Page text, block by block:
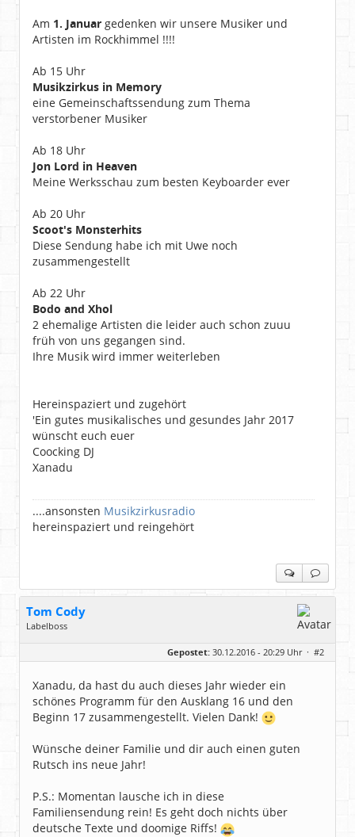
Am 1. Januar gedenken wir unsere Musiker und
Artisten im Rockhimmel !!!!
Ab 15 Uhr
Musikzirkus in Memory
eine Gemeinschaftssendung zum Thema
verstorbener Musiker
Ab 18 Uhr
Jon Lord in Heaven
Meine Werksschau zum besten Keyboarder ever
Ab 20 Uhr
Scoot's Monsterhits
Diese Sendung habe ich mit Uwe noch
zusammengestellt
Ab 22 Uhr
Bodo and Xhol
2 ehemalige Artisten die leider auch schon zuuu
früh von uns gegangen sind.
Ihre Musik wird immer weiterleben
Hereinspaziert und zugehört
'Ein gutes musikalisches und gesundes Jahr 2017
wünscht euch euer
Coocking DJ
Xanadu
....ansonsten Musikzirkusradio
hereinspaziert und reingehört
Tom Cody
Labelboss
Alter:
70
Dabei seit:
11 / 2006
Gepostet: 30.12.2016 - 20:29 Uhr · #2
Xanadu, da hast du auch dieses Jahr wieder ein
schönes Programm für den Ausklang 16 und den
Beginn 17 zusammengestellt. Vielen Dank!
Wünsche deiner Familie und dir auch einen guten
Rutsch ins neue Jahr!
P.S.: Momentan lausche ich in diese
Familiensendung rein! Es geht doch nichts über
deutsche Texte und doomige Riffs!